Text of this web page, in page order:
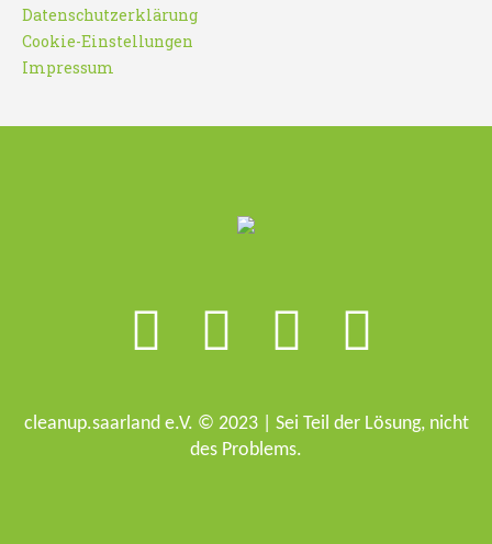
Datenschutzerklärung
Cookie-Einstellungen
Impressum
cleanup.saarland e.V. © 2023 | Sei Teil der Lösung, nicht
des Problems.